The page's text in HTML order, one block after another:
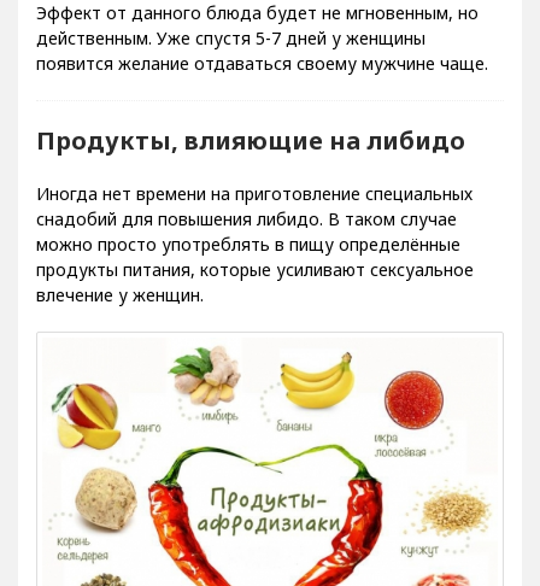
Эффект от данного блюда будет не мгновенным, но
действенным. Уже спустя 5-7 дней у женщины
появится желание отдаваться своему мужчине чаще.
Продукты, влияющие на либидо
Иногда нет времени на приготовление специальных
снадобий для повышения либидо. В таком случае
можно просто употреблять в пищу определённые
продукты питания, которые усиливают сексуальное
влечение у женщин.